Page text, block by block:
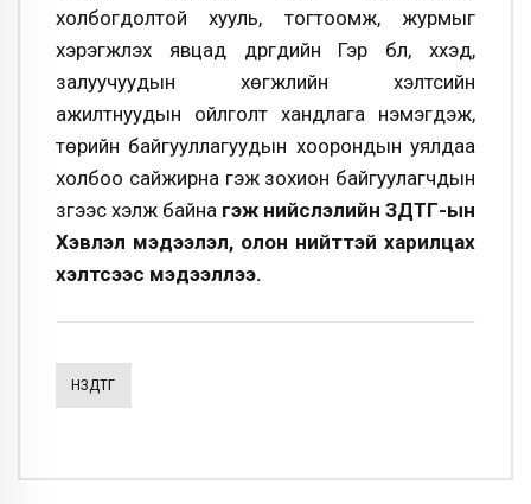
холбогдолтой хууль, тогтоомж, журмыг
хэрэгжүүлэх явцад дүүргүүдийн Гэр бүл, хүүхэд,
залуучуудын хөгжлийн хэлтсийн
ажилтнуудын ойлголт хандлага нэмэгдэж,
төрийн байгууллагуудын хоорондын уялдаа
холбоо сайжирна гэж зохион байгуулагчдын
зүгээс хэлж байна гэж нийслэлийн ЗДТГ-ын
Хэвлэл мэдээлэл, олон нийттэй харилцах
хэлтсээс мэдээллээ.
НЗДТГ